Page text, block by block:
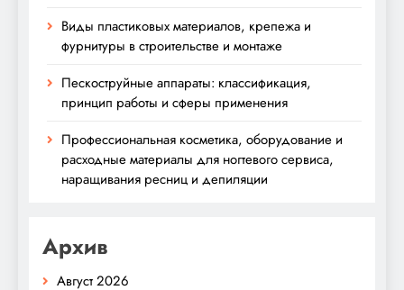
Виды пластиковых материалов, крепежа и
фурнитуры в строительстве и монтаже
Пескоструйные аппараты: классификация,
принцип работы и сферы применения
Профессиональная косметика, оборудование и
расходные материалы для ногтевого сервиса,
наращивания ресниц и депиляции
Архив
Август 2026